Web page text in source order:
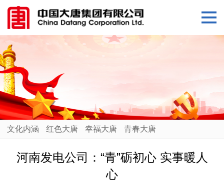
文化内涵 红色大唐 幸福大唐 青春大唐
河南发电公司：“青”砺初心 实事暖人
心